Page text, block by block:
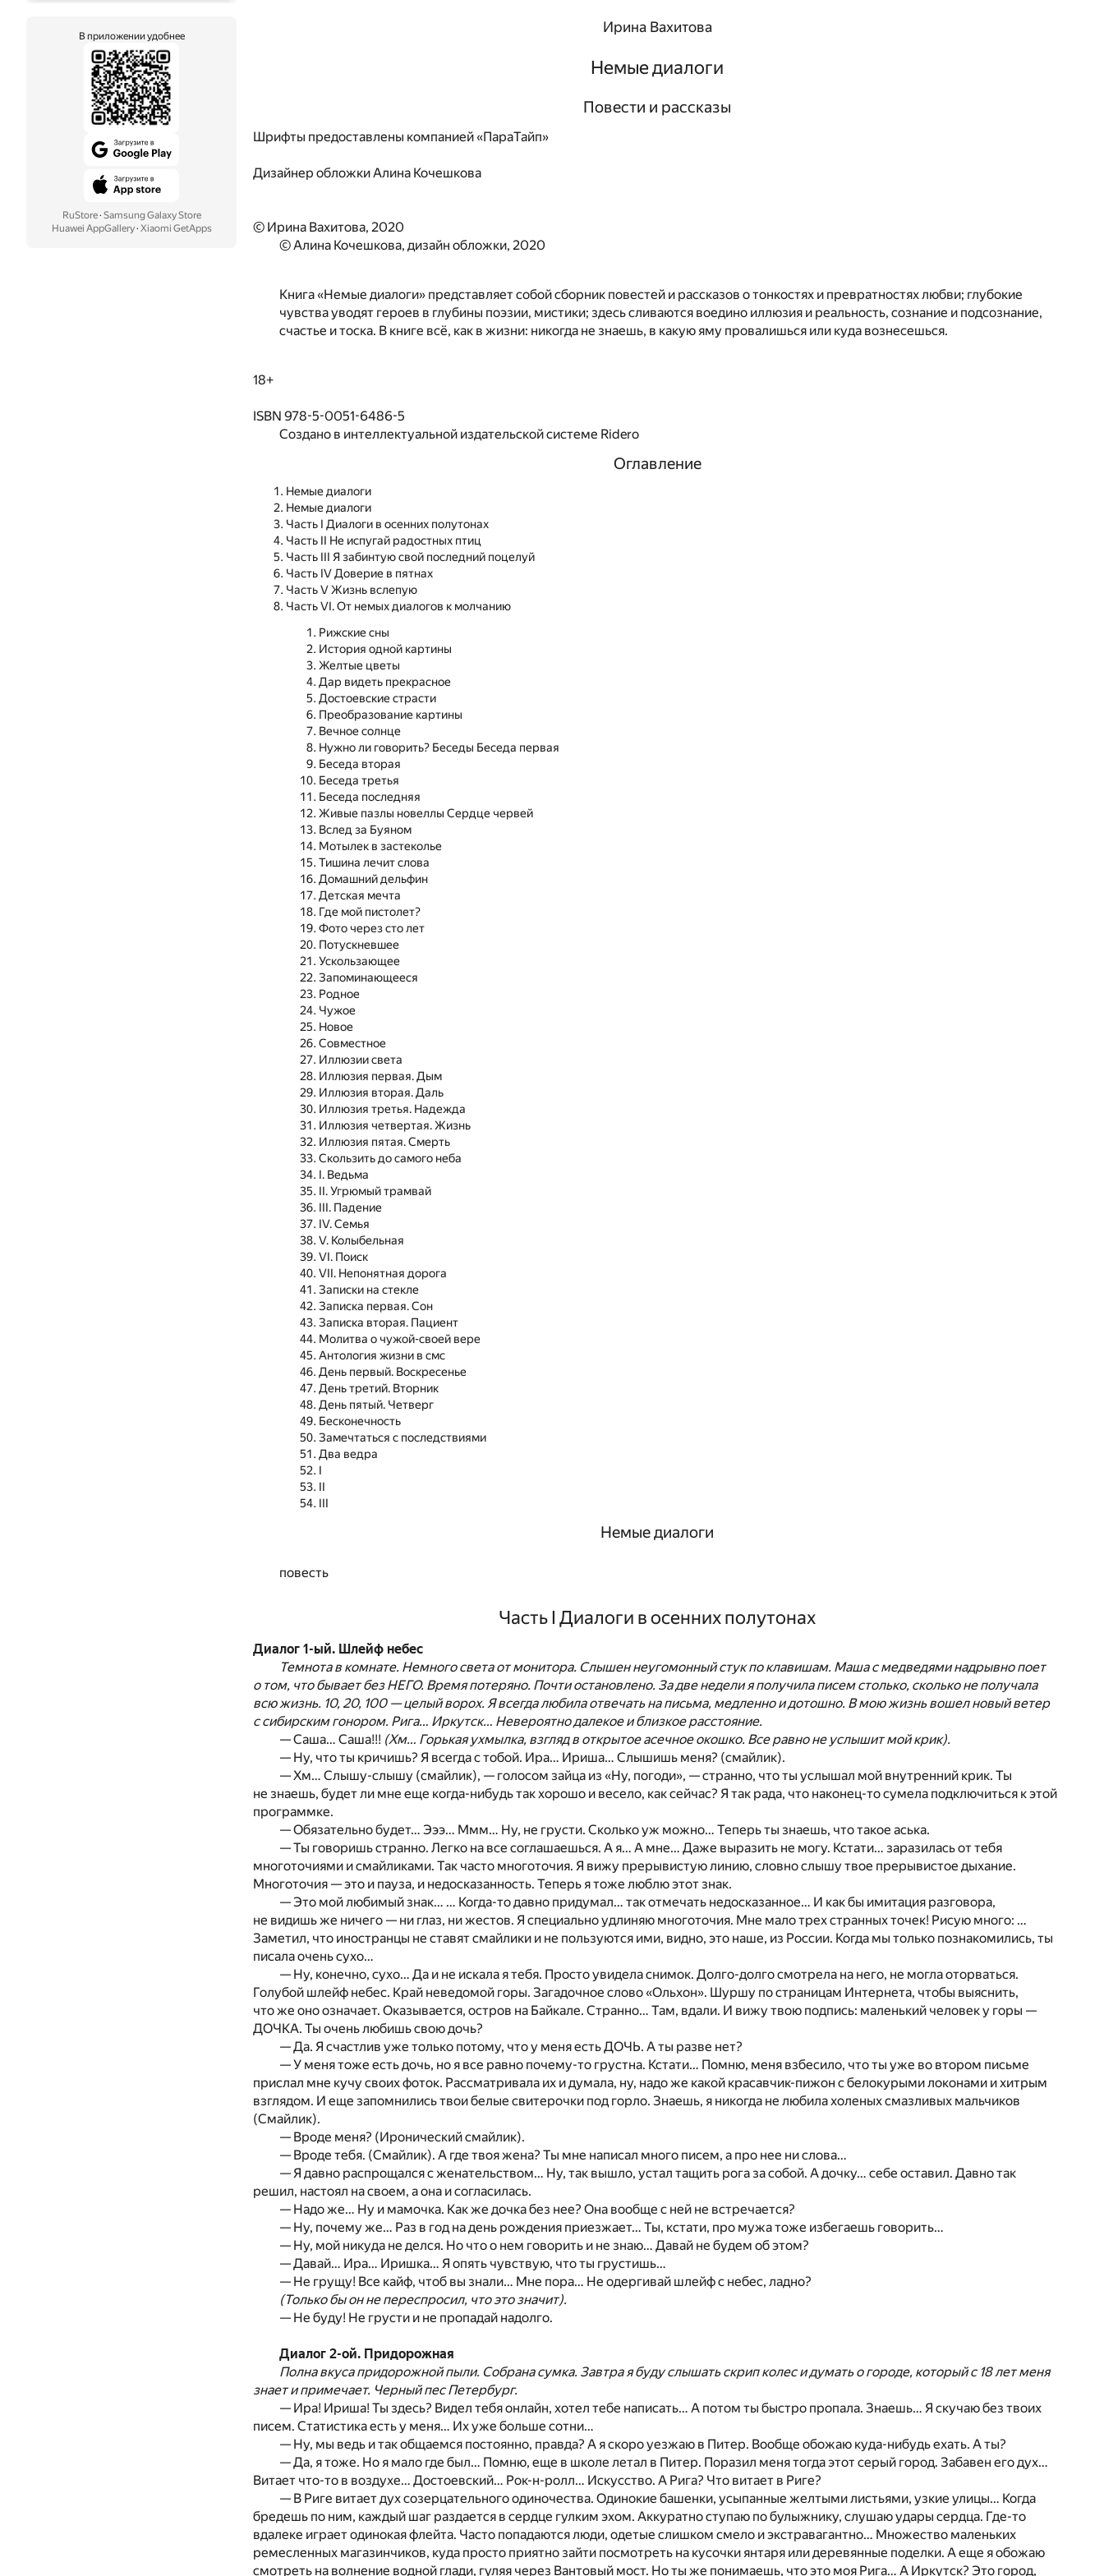
В приложении удобнее
RuStore· Samsung Galaxy Store
Huawei AppGallery· Xiaomi GetApps
Ирина Вахитова
Немые диалоги
Повести и рассказы
Шрифты предоставлены компанией «ПараТайп»
Дизайнер обложкиАлина Кочешкова
© Ирина Вахитова, 2020
© Алина Кочешкова, дизайн обложки, 2020
Книга «Немые диалоги» представляет собой сборник повестей и рассказов о тонкостях и превратностях любви; глубокие
чувства уводят героев в глубины поэзии, мистики; здесь сливаются воедино иллюзия и реальность, сознание и подсознание,
счастье и тоска. В книге всё, как в жизни: никогда не знаешь, в какую яму провалишься или куда вознесешься.
18+
ISBN 978-5-0051-6486-5
Создано в интеллектуальной издательской системе Ridero
Оглавление
Немые диалоги
Немые диалоги
Часть I Диалоги в осенних полутонах
Часть II Не испугай радостных птиц
Часть III Я забинтую свой последний поцелуй
Часть IV Доверие в пятнах
Часть V Жизнь вслепую
Часть VI. От немых диалогов к молчанию
Рижские сны
История одной картины
Желтые цветы
Дар видеть прекрасное
Достоевские страсти
Преобразование картины
Вечное солнце
Нужно ли говорить? Беседы Беседа первая
Беседа вторая
Беседа третья
Беседа последняя
Живые пазлы новеллы Сердце червей
Вслед за Буяном
Мотылек в застеколье
Тишина лечит слова
Домашний дельфин
Детская мечта
Где мой пистолет?
Фото через сто лет
Потускневшее
Ускользающее
Запоминающееся
Родное
Чужое
Новое
Совместное
Иллюзии света
Иллюзия первая. Дым
Иллюзия вторая. Даль
Иллюзия третья. Надежда
Иллюзия четвертая. Жизнь
Иллюзия пятая. Смерть
Скользить до самого неба
I. Ведьма
II. Угрюмый трамвай
III. Падение
IV. Семья
V. Колыбельная
VI. Поиск
VII. Непонятная дорога
Записки на стекле
Записка первая. Сон
Записка вторая. Пациент
Молитва о чужой-своей вере
Антология жизни в смс
День первый. Воскресенье
День третий. Вторник
День пятый. Четверг
Бесконечность
Замечтаться с последствиями
Два ведра
I
II
III
Немые диалоги
повесть
Часть I Диалоги в осенних полутонах
Диалог 1-ый. Шлейф небес
Темнота в комнате. Немного света от монитора. Слышен неугомонный стук по клавишам. Маша с медведями надрывно поет
о том, что бывает без НЕГО. Время потеряно. Почти остановлено. За две недели я получила писем столько, сколько не получала
всю жизнь. 10, 20, 100 — целый ворох. Я всегда любила отвечать на письма, медленно и дотошно. В мою жизнь вошел новый ветер
с сибирским гонором. Рига… Иркутск… Невероятно далекое и близкое расстояние.
— Cаша… Саша!!! (Хм… Горькая ухмылка, взгляд в открытое асечное окошко. Все равно не услышит мой крик).
— Ну, что ты кричишь? Я всегда с тобой. Ира… Ириша… Слышишь меня? (смайлик).
— Хм… Слышу-слышу (смайлик), — голосом зайца из «Ну, погоди», — странно, что ты услышал мой внутренний крик. Ты
не знаешь, будет ли мне еще когда-нибудь так хорошо и весело, как сейчас? Я так рада, что наконец-то сумела подключиться к этой
программке.
— Обязательно будет… Эээ… Ммм… Ну, не грусти. Сколько уж можно… Теперь ты знаешь, что такое аська.
— Ты говоришь странно. Легко на все соглашаешься. А я… А мне… Даже выразить не могу. Кстати… заразилась от тебя
многоточиями и смайликами. Так часто многоточия. Я вижу прерывистую линию, словно слышу твое прерывистое дыхание.
Многоточия — это и пауза, и недосказанность. Теперь я тоже люблю этот знак.
— Это мой любимый знак… … Когда-то давно придумал… так отмечать недосказанное… И как бы имитация разговора,
не видишь же ничего — ни глаз, ни жестов. Я специально удлиняю многоточия. Мне мало трех странных точек! Рисую много: …
Заметил, что иностранцы не ставят смайлики и не пользуются ими, видно, это наше, из России. Когда мы только познакомились, ты
писала очень сухо…
— Ну, конечно, сухо… Да и не искала я тебя. Просто увидела снимок. Долго-долго смотрела на него, не могла оторваться.
Голубой шлейф небес. Край неведомой горы. Загадочное слово «Ольхон». Шуршу по страницам Интернета, чтобы выяснить,
что же оно означает. Оказывается, остров на Байкале. Странно… Там, вдали. И вижу твою подпись: маленький человек у горы —
ДОЧКА. Ты очень любишь свою дочь?
— Да. Я счастлив уже только потому, что у меня есть ДОЧЬ. А ты разве нет?
— У меня тоже есть дочь, но я все равно почему-то грустна. Кстати… Помню, меня взбесило, что ты уже во втором письме
прислал мне кучу своих фоток. Рассматривала их и думала, ну, надо же какой красавчик-пижон с белокурыми локонами и хитрым
взглядом. И еще запомнились твои белые свитерочки под горло. Знаешь, я никогда не любила холеных смазливых мальчиков
(Смайлик).
— Вроде меня? (Иронический смайлик).
— Вроде тебя. (Смайлик). А где твоя жена? Ты мне написал много писем, а про нее ни слова…
— Я давно распрощался с женательством… Ну, так вышло, устал тащить рога за собой. А дочку… себе оставил. Давно так
решил, настоял на своем, а она и согласилась.
— Надо же… Ну и мамочка. Как же дочка без нее? Она вообще с ней не встречается?
— Ну, почему же… Раз в год на день рождения приезжает… Ты, кстати, про мужа тоже избегаешь говорить…
— Ну, мой никуда не делся. Но что о нем говорить и не знаю… Давай не будем об этом?
— Давай… Ира… Иришка… Я опять чувствую, что ты грустишь…
— Не грущу! Все кайф, чтоб вы знали… Мне пора… Не одергивай шлейф с небес, ладно?
(Только бы он не переспросил, что это значит).
— Не буду! Не грусти и не пропадай надолго.
Диалог 2-ой. Придорожная
Полна вкуса придорожной пыли. Собрана сумка. Завтра я буду слышать скрип колес и думать о городе, который с 18 лет меня
знает и примечает. Черный пес Петербург.
— Ира! Ириша! Ты здесь? Видел тебя онлайн, хотел тебе написать… А потом ты быстро пропала. Знаешь… Я скучаю без твоих
писем. Статистика есть у меня… Их уже больше сотни…
— Ну, мы ведь и так общаемся постоянно, правда? А я скоро уезжаю в Питер. Вообще обожаю куда-нибудь ехать. А ты?
— Да, я тоже. Но я мало где был… Помню, еще в школе летал в Питер. Поразил меня тогда этот серый город. Забавен его дух…
Витает что-то в воздухе… Достоевский… Рок-н-ролл… Искусство. А Рига? Что витает в Риге?
— В Риге витает дух созерцательного одиночества. Одинокие башенки, усыпанные желтыми листьями, узкие улицы… Когда
бредешь по ним, каждый шаг раздается в сердце гулким эхом. Аккуратно ступаю по булыжнику, слушаю удары сердца. Где-то
вдалеке играет одинокая флейта. Часто попадаются люди, одетые слишком смело и экстравагантно… Множество маленьких
ремесленных магазинчиков, куда просто приятно зайти посмотреть на кусочки янтаря или деревянные поделки. А еще я обожаю
смотреть на волнение водной глади, гуляя через Вантовый мост. Но ты же понимаешь, что это моя Рига… А Иркутск? Это город,